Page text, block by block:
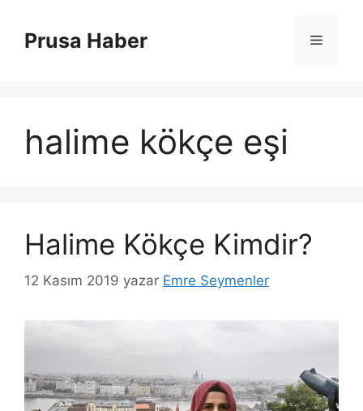
Prusa Haber Menü
halime kökçe eşi
Halime Kökçe Kimdir?
12 Kasım 2019 yazar Emre Seymenler